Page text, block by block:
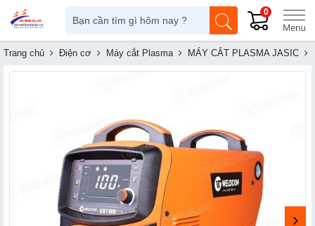
0
Trang chủ Điện cơ Máy cắt Plasma MÁY CẮT PLASMA JASIC